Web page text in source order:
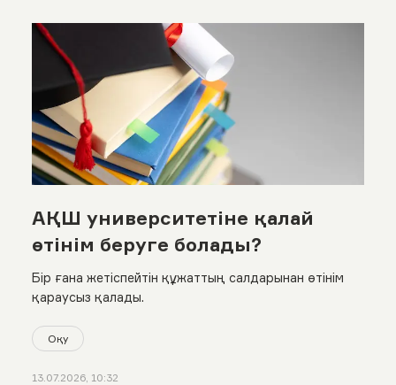
АҚШ университетіне қалай
өтінім беруге болады?
Бір ғана жетіспейтін құжаттың салдарынан өтінім
қараусыз қалады.
Оқу
13.07.2026, 10:32